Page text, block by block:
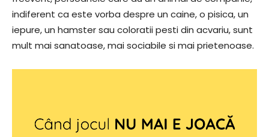
indiferent ca este vorba despre un caine, o pisica, un
iepure, un hamster sau coloratii pesti din acvariu, sunt
mult mai sanatoase, mai sociabile si mai prietenoase.